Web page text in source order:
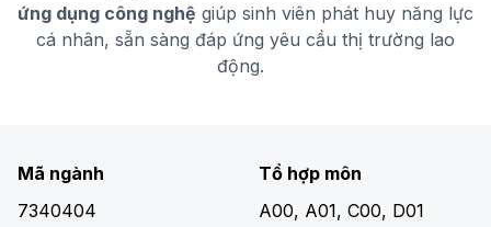
ứng dụng công nghệ giúp sinh viên phát huy năng lực
cá nhân, sẵn sàng đáp ứng yêu cầu thị trường lao
động.
Mã ngành
7340404
Tổ hợp môn
A00, A01, C00, D01